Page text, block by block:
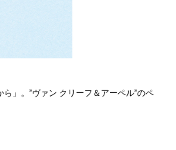
」。”ヴァン クリーフ＆アーペル”のペ